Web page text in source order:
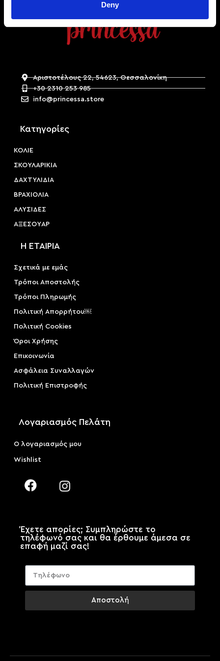
Deny
Αριστοτέλους 22, 54623, Θεσσαλονίκη
+30 2310 253 985
info@princessa.store
Κατηγορίες
ΚΟΛΙΕ
ΣΚΟΥΛΑΡΙΚΙΑ
ΔΑΧΤΥΛΙΔΙΑ
ΒΡΑΧΙΟΛΙΑ
ΑΛΥΣΙΔΕΣ
ΑΞΕΣΟΥAΡ
Η ΕΤΑΙΡΙΑ
Σχετικά με εμάς
Τρόποι Αποστολής
Τρόποι Πληρωμής
Πολιτική Απορρήτου￼
Πολιτική Cookies
Όροι Χρήσης
Επικοινωνία
Ασφάλεια Συναλλαγών
Πολιτική Επιστροφής
Λογαριασμός Πελάτη
Ο λογαριασμός μου
Wishlist
Έχετε απορίες; Συμπληρώστε το
τηλέφωνό σας και θα έρθουμε άμεσα σε
επαφή μαζί σας!
Αποστολή